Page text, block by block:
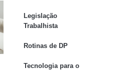
Legislação
Trabalhista
Rotinas de DP
Tecnologia para o